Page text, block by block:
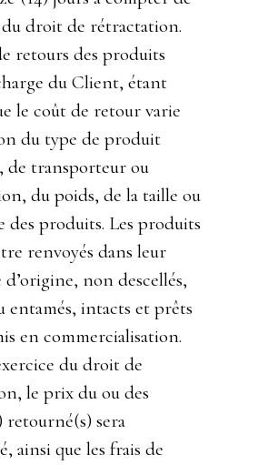
du droit de rétractation.
retours des produits
du Client, étant
le coût de retour varie
du type de produit
de transporteur ou
du poids, de la taille ou
des produits. Les produits
renvoyés dans leur
d’origine, non descellés,
entamés, intacts et prêts
en commercialisation.
du droit de
le prix du ou des
sera
ainsi que les frais de